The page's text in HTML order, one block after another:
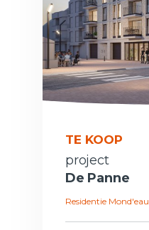
TE KOOP
project
De Panne
Residentie Mond'eau